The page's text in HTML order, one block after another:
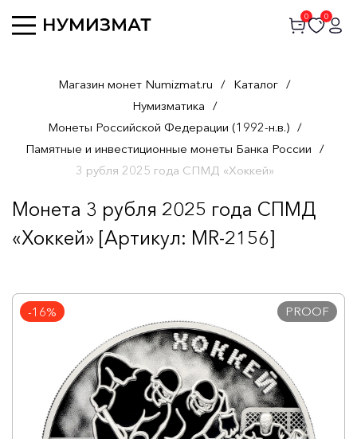
0 0
Магазин монет Numizmat.ru / Каталог /
Нумизматика /
Монеты Российской Федерации (1992-н.в.) /
Памятные и инвестиционные монеты Банка России /
3 рубля 2025 года СПМД «Хоккей»
Монета 3 рубля 2025 года СПМД
«Хоккей» [Артикул: MR-2156]
-16% PROOF